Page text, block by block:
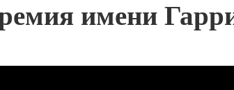
имени